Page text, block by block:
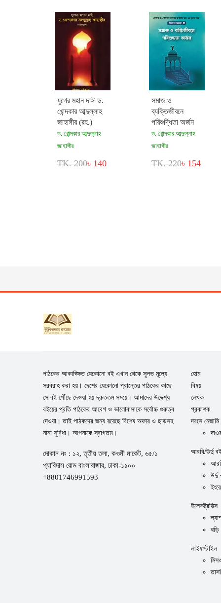
যুগের মহান দাঈ ড.
খোন্দকার আব্দুল্লাহ
জাহাঙ্গীর (রহ.)
ড. খোন্দকার আব্দুল্লাহ
জাহাঙ্গীর
TK. 200৳ 140
সমাজ ও
ব্যক্তিজীবনে
পরিশুদ্ধিতা অর্জন
ড. খোন্দকার আব্দুল্লাহ
জাহাঙ্গীর
TK. 220৳ 154
পাঠকের আকাঙ্ক্ষিত যেকোনো বই এখান থেকে সুলভ মূল্যে
সরবরাহ করা হয়। দেশের যেকোনো প্রান্তের পাঠকের কাছে
সে বই পৌঁছে দেওয়া হয় দ্রুততম সময়ে। আমাদের উদ্দেশ্য
বইয়ের প্রতি পাঠকের আবেগ ও ভালোবাসাকে সর্বোচ্চ গুরুত্ব
দেওয়া। তাই পাঠকদের জন্য রয়েছে বিশেষ অফার ও ছাড়সহ
নানা সুবিধা। আপনাকে স্বাগতম।
দোকান নং : ১২, তৃতীয় তলা, কওমী মার্কেট, ৬৫/১
প্যারিদাস রোড বাংলাবাজার, ঢাকা-১১০০
+8801746991593
হোম
বিষয়
লেখক
প্রকাশক
দরসে নেজামি
আরবি/উর্দু
উর্দু
ইলেকট্রনিক্স
ঘড়ি
লাইফস্টাইল